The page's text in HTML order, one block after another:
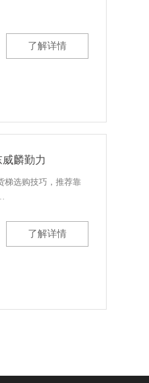
了解详情
麟勤力
梯选购技巧，推荐靠
了解详情